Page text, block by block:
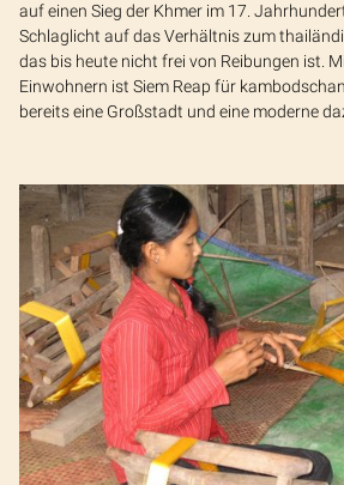
auf einen Sieg der Khmer im 17.
Schlaglicht auf das Verhältnis zum
das bis heute nicht frei von Reibungen ist.
Einwohnern ist Siem Reap für
bereits eine Großstadt und eine moderne